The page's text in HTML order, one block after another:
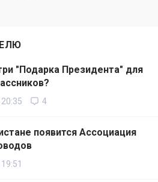
"Подарка Президента" для
4
появится Ассоциация